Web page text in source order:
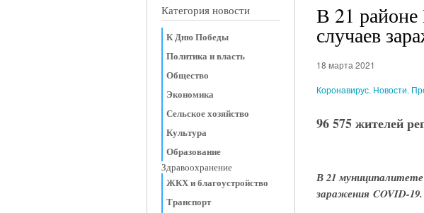
Категория новости
К Дню Победы
Политика и власть
Общество
Экономика
Сельское хозяйство
Культура
Образование
Здравоохранение
ЖКХ и благоустройство
Транспорт
В 21 районе
случаев
18 марта 2021
Коронавирус. Новости.
96 575 жителей
В 21
заражения COVID-